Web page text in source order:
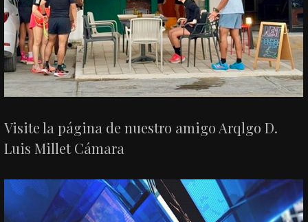
Visite la página de nuestro amigo Arqlgo D.
Luis Millet Cámara